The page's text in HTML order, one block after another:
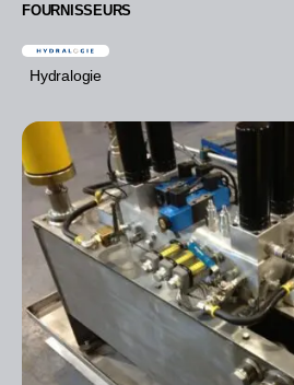
FOURNISSEURS
Hydralogie